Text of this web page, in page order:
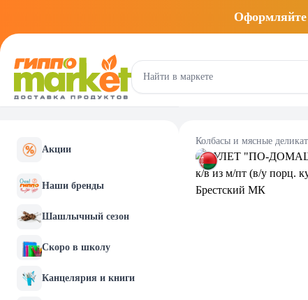
Акции
Наши бренды
Шашлычный сезон
Скоро в школу
Канцелярия и книги
Колбасы и мясные